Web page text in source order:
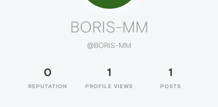
BORIS-MM
@BORIS-MM
0
REPUTATION
1
PROFILE VIEWS
1
POSTS